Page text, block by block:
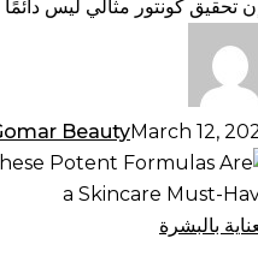
تحقيق كونتور مثالي ليس دائمًا
BeautyMarch 12,
بالبشرة